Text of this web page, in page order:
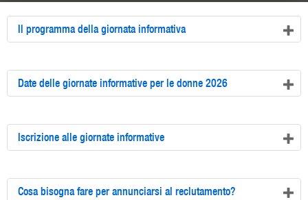
Il programma della giornata informativa
Date delle giornate informative per le donne 2026
Iscrizione alle giornate informative
Cosa bisogna fare per annunciarsi al reclutamento?